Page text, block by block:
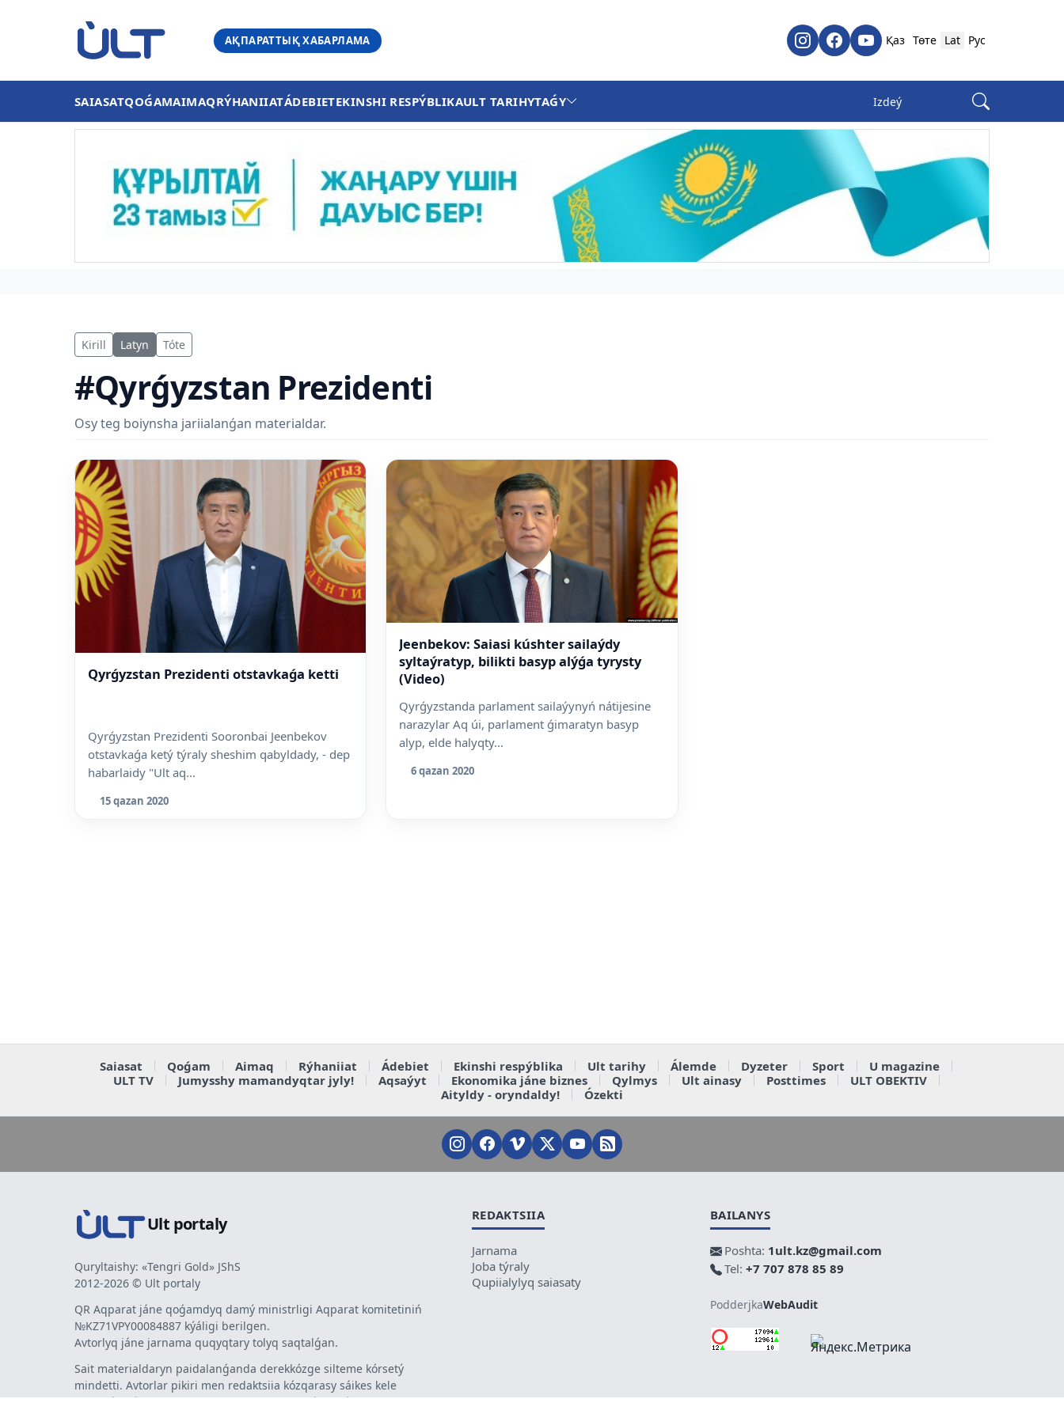
АҚПАРАТТЫҚ ХАБАРЛАМА Қаз Төте Lat Рус
SAIASATQOǴAMAIMAQRÝHANIIATÁDEBIETEKINSHI RESPÝBLIKAULT TARIHYTAǴY
Kirill Latyn Tóte
#Qyrǵyzstan Prezidenti
Osy teg boiynsha jariialanǵan materialdar.
Qyrǵyzstan Prezidenti otstavkaǵa ketti
Qyrǵyzstan Prezidenti Sooronbai Jeenbekov
otstavkaǵa ketý týraly sheshim qabyldady, - dep
habarlaidy "Ult aq...
15 qazan 2020
Jeenbekov: Saiasi kúshter sailaýdy
syltaýratyp, bilikti basyp alýǵa tyrysty
(Video)
Qyrǵyzstanda parlament sailaýynyń nátijesine
narazylar Aq úi, parlament ǵimaratyn basyp
alyp, elde halyqty...
6 qazan 2020
Saiasat Qoǵam Aimaq Rýhaniiat Ádebiet Ekinshi respýblika Ult tarihy Álemde Dyzeter Sport
U magazine
ULT TV
Jumysshy mamandyqtar jyly! Aqsaýyt Ekonomika jáne biznes Qylmys Ult ainasy Posttimes
ULT OBEKTIV
Aityldy - oryndaldy!
Ózekti
Ult portaly
Quryltaishy: «Tengri Gold» JShS
2012-2026 © Ult portaly
QR Aqparat jáne qoǵamdyq damý ministrligi Aqparat komitetiniń
№KZ71VPY00084887 kýáligi berilgen.
Avtorlyq jáne jarnama quqyqtary tolyq saqtalǵan.
Sait materialdaryn paidalanǵanda derekkózge silteme kórsetý
mindetti. Avtorlar pikiri men redaktsiia kózqarasy sáikes kele
bermeýi múmkin. Jarnama men habarlandyrýlardyń mazmunyna
REDAKTSIIA
Jarnama
Joba týraly
Qupiialylyq saiasaty
BAILANYS
Poshta: 1ult.kz@gmail.com
Tel: +7 707 878 85 89
PodderjkaWebAudit